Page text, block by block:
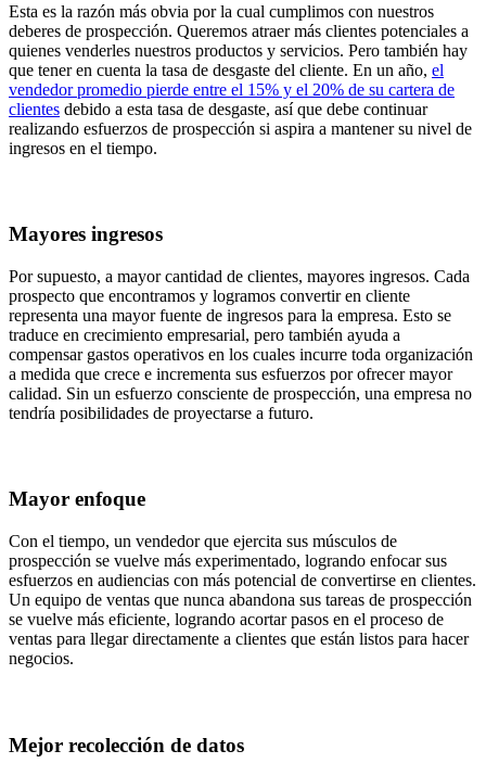
Esta es la razón más obvia por la cual cumplimos con nuestros
deberes de prospección. Queremos atraer más clientes potenciales a
quienes venderles nuestros productos y servicios. Pero también hay
que tener en cuenta la tasa de desgaste del cliente. En un año, el
vendedor promedio pierde entre el 15% y el 20% de su cartera de
clientes debido a esta tasa de desgaste, así que debe continuar
realizando esfuerzos de prospección si aspira a mantener su nivel de
ingresos en el tiempo.
Mayores ingresos
Por supuesto, a mayor cantidad de clientes, mayores ingresos. Cada
prospecto que encontramos y logramos convertir en cliente
representa una mayor fuente de ingresos para la empresa. Esto se
traduce en crecimiento empresarial, pero también ayuda a
compensar gastos operativos en los cuales incurre toda organización
a medida que crece e incrementa sus esfuerzos por ofrecer mayor
calidad. Sin un esfuerzo consciente de prospección, una empresa no
tendría posibilidades de proyectarse a futuro.
Mayor enfoque
Con el tiempo, un vendedor que ejercita sus músculos de
prospección se vuelve más experimentado, logrando enfocar sus
esfuerzos en audiencias con más potencial de convertirse en clientes.
Un equipo de ventas que nunca abandona sus tareas de prospección
se vuelve más eficiente, logrando acortar pasos en el proceso de
ventas para llegar directamente a clientes que están listos para hacer
negocios.
Mejor recolección de datos